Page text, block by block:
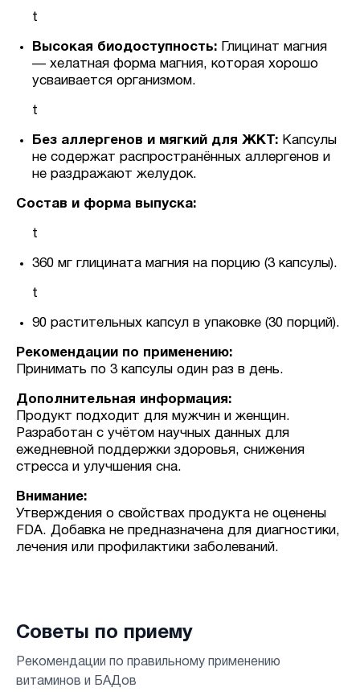
t
Высокая биодоступность: Глицинат магния
— хелатная форма магния, которая хорошо
усваивается организмом.
t
Без аллергенов и мягкий для ЖКТ: Капсулы
не содержат распространённых аллергенов и
не раздражают желудок.
Состав и форма выпуска:
t
360 мг глицината магния на порцию (3 капсулы).
t
90 растительных капсул в упаковке (30 порций).
Рекомендации по применению:
Принимать по 3 капсулы один раз в день.
Дополнительная информация:
Продукт подходит для мужчин и женщин.
Разработан с учётом научных данных для
ежедневной поддержки здоровья, снижения
стресса и улучшения сна.
Внимание:
Утверждения о свойствах продукта не оценены
FDA. Добавка не предназначена для диагностики,
лечения или профилактики заболеваний.
Советы по приему
Рекомендации по правильному применению
витаминов и БАДов